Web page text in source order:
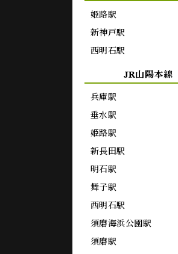
姫路駅
新神戸駅
西明石駅
JR山陽本線
兵庫駅
垂水駅
姫路駅
新長田駅
明石駅
舞子駅
西明石駅
須磨海浜公園駅
須磨駅